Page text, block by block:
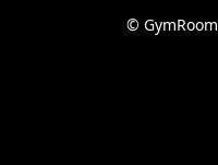
© GymRoom